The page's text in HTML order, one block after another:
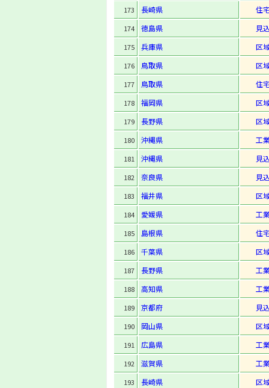
173 長崎県 住
174 徳島県 見
175 兵庫県 区
176 鳥取県 区
177 鳥取県 住
178 福岡県 区
179 長野県 区
180 沖縄県 工
181 沖縄県 見
182 奈良県 見
183 福井県 区
184 愛媛県 工
185 島根県 住
186 千葉県 区
187 長野県 工
188 高知県 工
189 京都府 見
190 岡山県 区
191 広島県 工
192 滋賀県 工
193 長崎県 区